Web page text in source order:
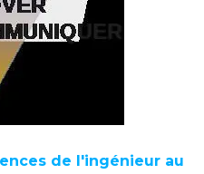
de l'ingénieur au